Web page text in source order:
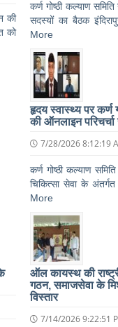
की
को
कर्ण गोष्ठी कल्याण समिति
सदस्यों का बैठक
More
हृदय स्वास्थ्य पर कर्ण
की ऑनलाइन
7/28/2026 8:12:19
कर्ण गोष्ठी कल्याण
चिकित्सा सेवा के
More
ऑल कायस्थ की
गठन, समाजसेवा के
विस्तार
7/14/2026 9:22:51